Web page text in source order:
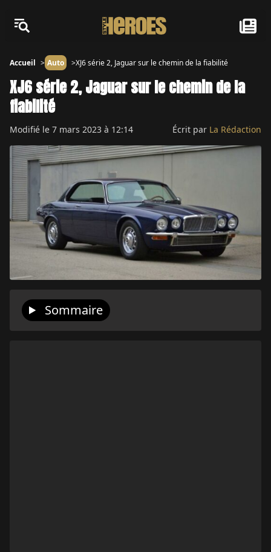
Accueil Auto XJ6 série 2, Jaguar sur le chemin de la fiabilité
XJ6 série 2, Jaguar sur le chemin de la
fiabilité
Modifié le 7 mars 2023 à 12:14 Écrit par La Rédaction
Sommaire